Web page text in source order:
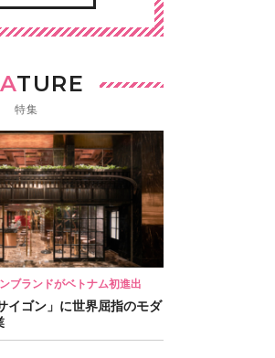
ATURE
特集
ブランドがベトナム初進出
イゴン」に世界屈指のモダ